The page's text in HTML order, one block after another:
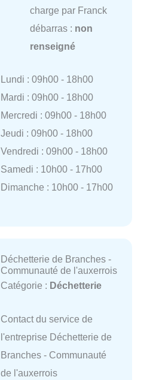
charge par Franck
débarras : non
renseigné
Lundi : 09h00 - 18h00
Mardi : 09h00 - 18h00
Mercredi : 09h00 - 18h00
Jeudi : 09h00 - 18h00
Vendredi : 09h00 - 18h00
Samedi : 10h00 - 17h00
Dimanche : 10h00 - 17h00
Déchetterie de Branches -
Communauté de l'auxerrois
Catégorie : Déchetterie
Contact du service de
l'entreprise Déchetterie de
Branches - Communauté
de l'auxerrois